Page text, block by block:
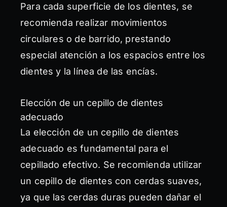
Para cada superficie de los dientes, se
recomienda realizar movimientos
circulares o de barrido, prestando
especial atención a los espacios entre los
dientes y la línea de las encías.
Elección de un cepillo de dientes
adecuado
La elección de un cepillo de dientes
adecuado es fundamental para el
cepillado efectivo. Se recomienda utilizar
un cepillo de dientes con cerdas suaves,
ya que las cerdas duras pueden dañar el